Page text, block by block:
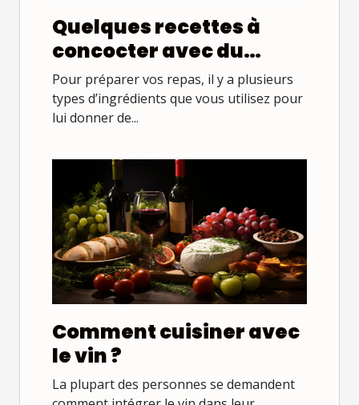
Quelques recettes à
concocter avec du
fromage
Pour préparer vos repas, il y a plusieurs
types d’ingrédients que vous utilisez pour
lui donner de...
Comment cuisiner avec
le vin ?
La plupart des personnes se demandent